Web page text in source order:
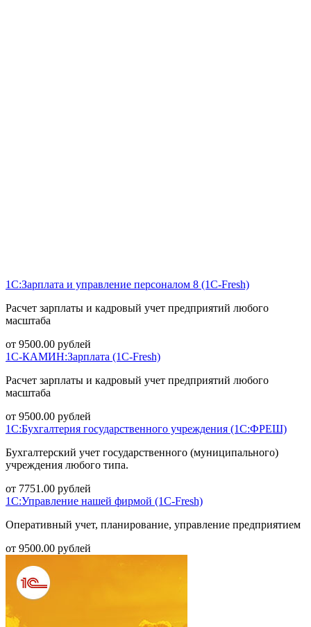
1С:Зарплата и управление персоналом 8 (1С-Fresh)
Расчет зарплаты и кадровый учет предприятий любого
масштаба
от 9500.00 рублей
1С-КАМИН:Зарплата (1С-Fresh)
Расчет зарплаты и кадровый учет предприятий любого
масштаба
от 9500.00 рублей
1С:Бухгалтерия государственного учреждения (1С:ФРЕШ)
Бухгалтерский учет государственного (муниципального)
учреждения любого типа.
от 7751.00 рублей
1С:Управление нашей фирмой (1С-Fresh)
Оперативный учет, планирование, управление предприятием
от 9500.00 рублей